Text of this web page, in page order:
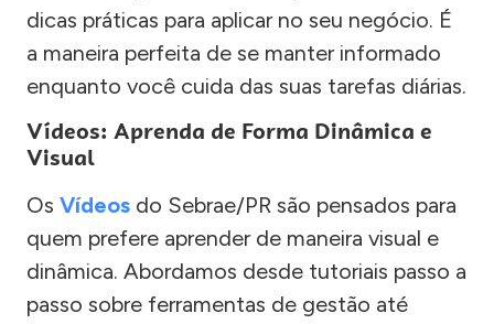
dicas práticas para aplicar no seu negócio. É
a maneira perfeita de se manter informado
enquanto você cuida das suas tarefas diárias.
Vídeos: Aprenda de Forma Dinâmica e
Visual
Os Vídeos do Sebrae/PR são pensados para
quem prefere aprender de maneira visual e
dinâmica. Abordamos desde tutoriais passo a
passo sobre ferramentas de gestão até